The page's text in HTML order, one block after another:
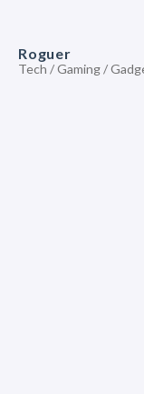
Roguer
Tech / Gaming /